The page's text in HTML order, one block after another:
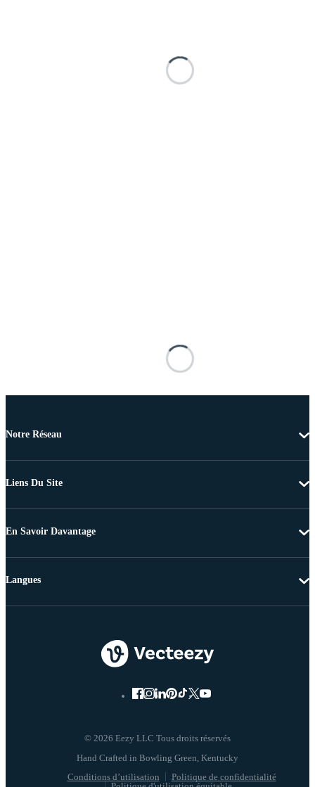
Notre Réseau
Liens Du Site
En Savoir Davantage
© 2026 Eezy LLC Tous droits réservés
Conditions d’utilisation
Politique de confidentialité
Langues